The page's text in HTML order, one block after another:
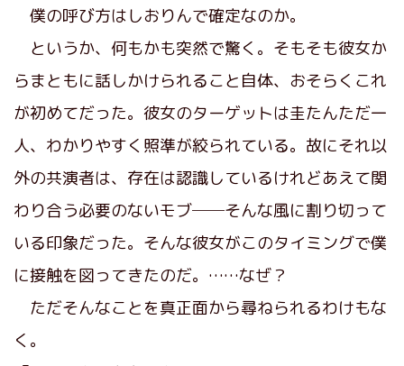
僕の呼び方はしおりんで確定なのか。
というか、何もかも突然で驚く。そもそも彼女か
らまともに話しかけられること自体、おそらくこれ
が初めてだった。彼女のターゲットは圭たんただ一
人、わかりやすく照準が絞られている。故にそれ以
外の共演者は、存在は認識しているけれどあえて関
わり合う必要のないモブ──そんな風に割り切って
いる印象だった。そんな彼女がこのタイミングで僕
に接触を図ってきたのだ。……なぜ？
ただそんなことを真正面から尋ねられるわけもな
く。